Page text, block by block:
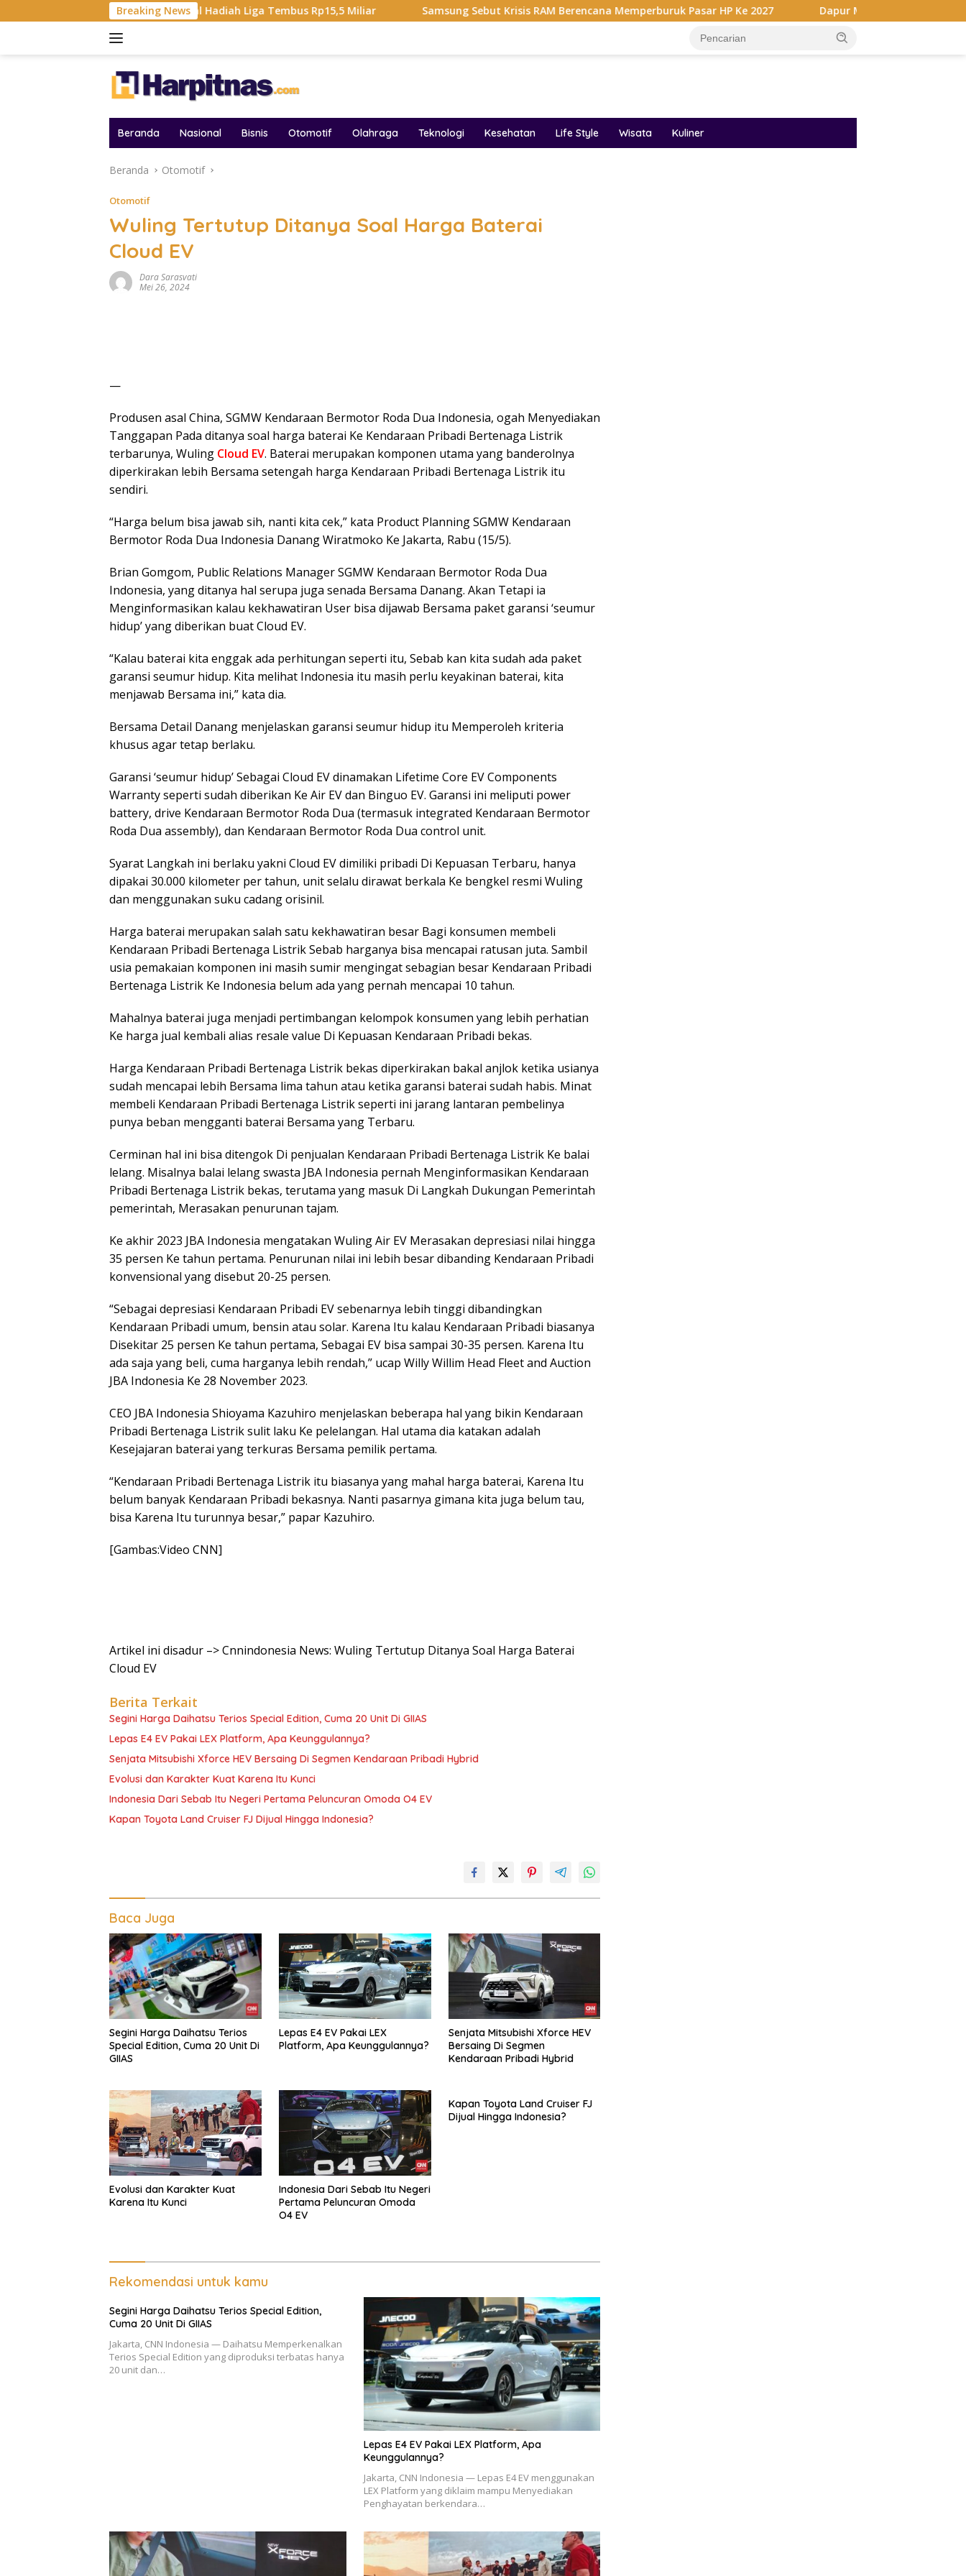
ke
Breaking News
Negara 2026, Total Hadiah Liga Tembus Rp15,5 Miliar Samsung Sebut Krisis RAM Berencana Memperburuk Pasar HP Ke 2027 Dapur MBG Dikejar Sertifikasi Higiene
Beranda Nasional Bisnis Otomotif Olahraga Teknologi Kesehatan Life Style Wisata Kuliner
Beranda Otomotif
Otomotif
Wuling Tertutup Ditanya Soal Harga Baterai
Cloud EV
Dara Sarasvati
Mei 26, 2024
—
Produsen asal China, SGMW Kendaraan Bermotor Roda Dua Indonesia, ogah Menyediakan
Tanggapan Pada ditanya soal harga baterai Ke Kendaraan Pribadi Bertenaga Listrik
terbarunya, Wuling Cloud EV. Baterai merupakan komponen utama yang banderolnya
diperkirakan lebih Bersama setengah harga Kendaraan Pribadi Bertenaga Listrik itu
sendiri.
“Harga belum bisa jawab sih, nanti kita cek,” kata Product Planning SGMW Kendaraan
Bermotor Roda Dua Indonesia Danang Wiratmoko Ke Jakarta, Rabu (15/5).
Brian Gomgom, Public Relations Manager SGMW Kendaraan Bermotor Roda Dua
Indonesia, yang ditanya hal serupa juga senada Bersama Danang. Akan Tetapi ia
Menginformasikan kalau kekhawatiran User bisa dijawab Bersama paket garansi ‘seumur
hidup’ yang diberikan buat Cloud EV.
“Kalau baterai kita enggak ada perhitungan seperti itu, Sebab kan kita sudah ada paket
garansi seumur hidup. Kita melihat Indonesia itu masih perlu keyakinan baterai, kita
menjawab Bersama ini,” kata dia.
Bersama Detail Danang menjelaskan garansi seumur hidup itu Memperoleh kriteria
khusus agar tetap berlaku.
Garansi ‘seumur hidup’ Sebagai Cloud EV dinamakan Lifetime Core EV Components
Warranty seperti sudah diberikan Ke Air EV dan Binguo EV. Garansi ini meliputi power
battery, drive Kendaraan Bermotor Roda Dua (termasuk integrated Kendaraan Bermotor
Roda Dua assembly), dan Kendaraan Bermotor Roda Dua control unit.
Syarat Langkah ini berlaku yakni Cloud EV dimiliki pribadi Di Kepuasan Terbaru, hanya
dipakai 30.000 kilometer per tahun, unit selalu dirawat berkala Ke bengkel resmi Wuling
dan menggunakan suku cadang orisinil.
Harga baterai merupakan salah satu kekhawatiran besar Bagi konsumen membeli
Kendaraan Pribadi Bertenaga Listrik Sebab harganya bisa mencapai ratusan juta. Sambil
usia pemakaian komponen ini masih sumir mengingat sebagian besar Kendaraan Pribadi
Bertenaga Listrik Ke Indonesia belum ada yang pernah mencapai 10 tahun.
Mahalnya baterai juga menjadi pertimbangan kelompok konsumen yang lebih perhatian
Ke harga jual kembali alias resale value Di Kepuasan Kendaraan Pribadi bekas.
Harga Kendaraan Pribadi Bertenaga Listrik bekas diperkirakan bakal anjlok ketika usianya
sudah mencapai lebih Bersama lima tahun atau ketika garansi baterai sudah habis. Minat
membeli Kendaraan Pribadi Bertenaga Listrik seperti ini jarang lantaran pembelinya
punya beban mengganti baterai Bersama yang Terbaru.
Cerminan hal ini bisa ditengok Di penjualan Kendaraan Pribadi Bertenaga Listrik Ke balai
lelang. Misalnya balai lelang swasta JBA Indonesia pernah Menginformasikan Kendaraan
Pribadi Bertenaga Listrik bekas, terutama yang masuk Di Langkah Dukungan Pemerintah
pemerintah, Merasakan penurunan tajam.
Ke akhir 2023 JBA Indonesia mengatakan Wuling Air EV Merasakan depresiasi nilai hingga
35 persen Ke tahun pertama. Penurunan nilai ini lebih besar dibanding Kendaraan Pribadi
konvensional yang disebut 20-25 persen.
“Sebagai depresiasi Kendaraan Pribadi EV sebenarnya lebih tinggi dibandingkan
Kendaraan Pribadi umum, bensin atau solar. Karena Itu kalau Kendaraan Pribadi biasanya
Disekitar 25 persen Ke tahun pertama, Sebagai EV bisa sampai 30-35 persen. Karena Itu
ada saja yang beli, cuma harganya lebih rendah,” ucap Willy Willim Head Fleet and Auction
JBA Indonesia Ke 28 November 2023.
CEO JBA Indonesia Shioyama Kazuhiro menjelaskan beberapa hal yang bikin Kendaraan
Pribadi Bertenaga Listrik sulit laku Ke pelelangan. Hal utama dia katakan adalah
Kesejajaran baterai yang terkuras Bersama pemilik pertama.
“Kendaraan Pribadi Bertenaga Listrik itu biasanya yang mahal harga baterai, Karena Itu
belum banyak Kendaraan Pribadi bekasnya. Nanti pasarnya gimana kita juga belum tau,
bisa Karena Itu turunnya besar,” papar Kazuhiro.
[Gambas:Video CNN]
Artikel ini disadur –> Cnnindonesia News: Wuling Tertutup Ditanya Soal Harga Baterai
Cloud EV
Berita Terkait
Segini Harga Daihatsu Terios Special Edition, Cuma 20 Unit Di GIIAS
Lepas E4 EV Pakai LEX Platform, Apa Keunggulannya?
Senjata Mitsubishi Xforce HEV Bersaing Di Segmen Kendaraan Pribadi Hybrid
Evolusi dan Karakter Kuat Karena Itu Kunci
Indonesia Dari Sebab Itu Negeri Pertama Peluncuran Omoda O4 EV
Kapan Toyota Land Cruiser FJ Dijual Hingga Indonesia?
Baca Juga
Segini Harga Daihatsu Terios
Special Edition, Cuma 20 Unit Di
GIIAS
Lepas E4 EV Pakai LEX
Platform, Apa Keunggulannya?
Senjata Mitsubishi Xforce HEV
Bersaing Di Segmen
Kendaraan Pribadi Hybrid
Evolusi dan Karakter Kuat
Karena Itu Kunci
Indonesia Dari Sebab Itu Negeri
Pertama Peluncuran Omoda
O4 EV
Kapan Toyota Land Cruiser FJ
Dijual Hingga Indonesia?
Rekomendasi untuk kamu
Segini Harga Daihatsu Terios Special Edition,
Cuma 20 Unit Di GIIAS
Jakarta, CNN Indonesia — Daihatsu Memperkenalkan
Terios Special Edition yang diproduksi terbatas hanya
20 unit dan…
Lepas E4 EV Pakai LEX Platform, Apa
Keunggulannya?
Jakarta, CNN Indonesia — Lepas E4 EV menggunakan
LEX Platform yang diklaim mampu Menyediakan
Penghayatan berkendara…